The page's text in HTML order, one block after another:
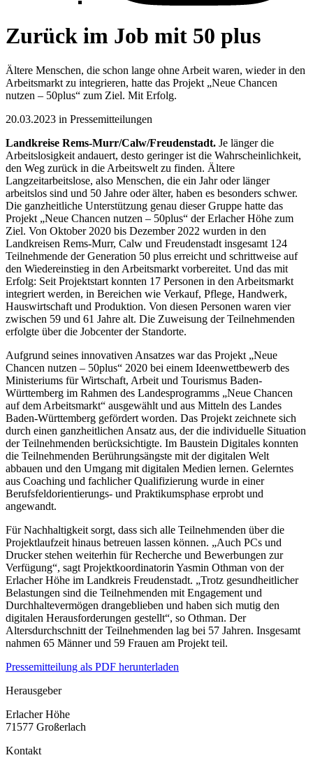
Zurück im Job mit 50 plus
Ältere Menschen, die schon lange ohne Arbeit waren, wieder in den
Arbeitsmarkt zu integrieren, hatte das Projekt „Neue Chancen
nutzen – 50plus“ zum Ziel. Mit Erfolg.
20.03.2023 in Pressemitteilungen
Landkreise Rems-Murr/Calw/Freudenstadt. Je länger die
Arbeitslosigkeit andauert, desto geringer ist die Wahrscheinlichkeit,
den Weg zurück in die Arbeitswelt zu finden. Ältere
Langzeitarbeitslose, also Menschen, die ein Jahr oder länger
arbeitslos sind und 50 Jahre oder älter, haben es besonders schwer.
Die ganzheitliche Unterstützung genau dieser Gruppe hatte das
Projekt „Neue Chancen nutzen – 50plus“ der Erlacher Höhe zum
Ziel. Von Oktober 2020 bis Dezember 2022 wurden in den
Landkreisen Rems-Murr, Calw und Freudenstadt insgesamt 124
Teilnehmende der Generation 50 plus erreicht und schrittweise auf
den Wiedereinstieg in den Arbeitsmarkt vorbereitet. Und das mit
Erfolg: Seit Projektstart konnten 17 Personen in den Arbeitsmarkt
integriert werden, in Bereichen wie Verkauf, Pflege, Handwerk,
Hauswirtschaft und Produktion. Von diesen Personen waren vier
zwischen 59 und 61 Jahre alt. Die Zuweisung der Teilnehmenden
erfolgte über die Jobcenter der Standorte.
Aufgrund seines innovativen Ansatzes war das Projekt „Neue
Chancen nutzen – 50plus“ 2020 bei einem Ideenwettbewerb des
Ministeriums für Wirtschaft, Arbeit und Tourismus Baden-
Württemberg im Rahmen des Landesprogramms „Neue Chancen
auf dem Arbeitsmarkt“ ausgewählt und aus Mitteln des Landes
Baden-Württemberg gefördert worden. Das Projekt zeichnete sich
durch einen ganzheitlichen Ansatz aus, der die individuelle Situation
der Teilnehmenden berücksichtigte. Im Baustein Digitales konnten
die Teilnehmenden Berührungsängste mit der digitalen Welt
abbauen und den Umgang mit digitalen Medien lernen. Gelerntes
aus Coaching und fachlicher Qualifizierung wurde in einer
Berufsfeldorientierungs- und Praktikumsphase erprobt und
angewandt.
Für Nachhaltigkeit sorgt, dass sich alle Teilnehmenden über die
Projektlaufzeit hinaus betreuen lassen können. „Auch PCs und
Drucker stehen weiterhin für Recherche und Bewerbungen zur
Verfügung“, sagt Projektkoordinatorin Yasmin Othman von der
Erlacher Höhe im Landkreis Freudenstadt. „Trotz gesundheitlicher
Belastungen sind die Teilnehmenden mit Engagement und
Durchhaltevermögen drangeblieben und haben sich mutig den
digitalen Herausforderungen gestellt“, so Othman. Der
Altersdurchschnitt der Teilnehmenden lag bei 57 Jahren. Insgesamt
nahmen 65 Männer und 59 Frauen am Projekt teil.
Pressemitteilung als PDF herunterladen
Herausgeber
Erlacher Höhe
71577 Großerlach
Kontakt